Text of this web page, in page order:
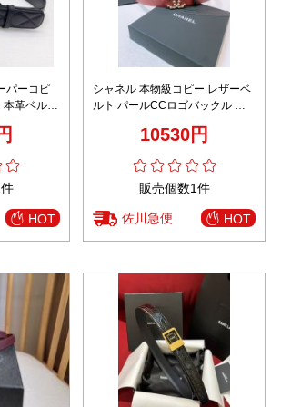
パーコピ
革ベルト
HOT
シャネル 本物級コピー レザーベ
ルト パールCCロゴバックル ク
10530円
販売個数1件
佐川急便 HOT